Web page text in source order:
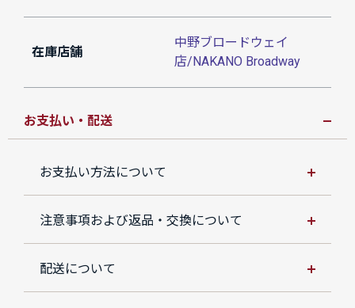
在庫店舗
中野ブロードウェイ
店/NAKANO Broadway
お支払い・配送
お支払い方法について
注意事項および返品・交換について
配送について